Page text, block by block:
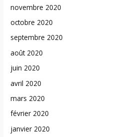
novembre 2020
octobre 2020
septembre 2020
août 2020
juin 2020
avril 2020
mars 2020
février 2020
janvier 2020